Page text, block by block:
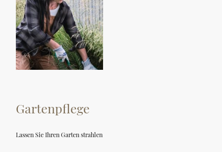
Gartenpflege
Lassen Sie Ihren Garten strahlen